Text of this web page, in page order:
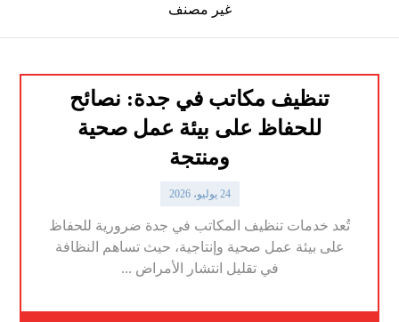
غير مصنف
تنظيف مكاتب في جدة: نصائح
للحفاظ على بيئة عمل صحية
ومنتجة
24 يوليو، 2026
تُعد خدمات تنظيف المكاتب في جدة ضرورية للحفاظ
على بيئة عمل صحية وإنتاجية، حيث تساهم النظافة
في تقليل انتشار الأمراض ...